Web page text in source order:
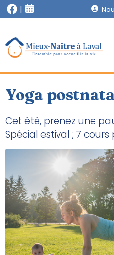
Yoga
Cet été, prenez une
Spécial estival ; 7 cours